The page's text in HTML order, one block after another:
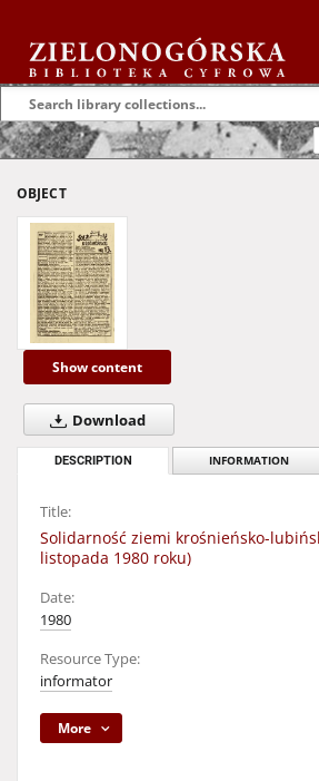
OBJECT
Show content
Download
DESCRIPTION INFORMATION
Title:
Solidarność ziemi krośnieńsko-
listopada 1980 roku)
Date:
1980
Resource Type:
informator
More